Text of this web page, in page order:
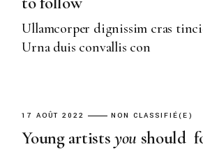
Ullamcorper dignissim cras
Urna duis convallis con
17 AOÛT 2022 NON CLASSIFIÉ(E)
Young artists you should